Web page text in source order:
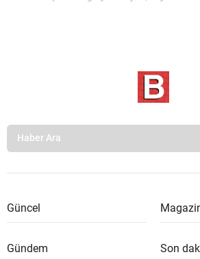
Güncel
Gündem Son